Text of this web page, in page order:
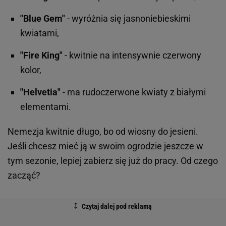
"Blue Gem" - wyróżnia się jasnoniebieskimi
kwiatami,
"Fire King" - kwitnie na intensywnie czerwony
kolor,
"Helvetia" - ma rudoczerwone kwiaty z białymi
elementami.
Nemezja kwitnie długo, bo od wiosny do jesieni.
Jeśli chcesz mieć ją w swoim ogrodzie jeszcze w
tym sezonie, lepiej zabierz się już do pracy. Od czego
zacząć?